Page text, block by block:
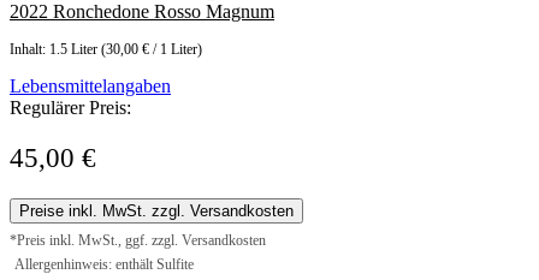
2022 Ronchedone Rosso Magnum
Inhalt: 1.5 Liter (30,00 € / 1 Liter)
Lebensmittelangaben
Regulärer Preis:
45,00 €
Preise inkl. MwSt. zzgl. Versandkosten
*Preis inkl. MwSt., ggf. zzgl. Versandkosten
Allergenhinweis: enthält Sulfite